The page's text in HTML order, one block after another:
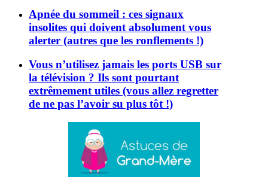
Apnée du sommeil : ces signaux
insolites qui doivent absolument vous
alerter (autres que les ronflements !)
Vous n’utilisez jamais les ports USB sur
la télévision ? Ils sont pourtant
extrêmement utiles (vous allez regretter
de ne pas l’avoir su plus tôt !)